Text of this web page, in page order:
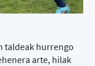
taldeak hurrengo
arte, hilak